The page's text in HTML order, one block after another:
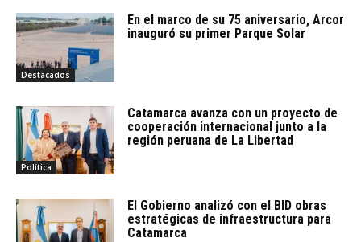
Destacados
En el marco de su 75 aniversario, Arcor
inauguró su primer Parque Solar
Política
Catamarca avanza con un proyecto de
cooperación internacional junto a la
región peruana de La Libertad
El Gobierno analizó con el BID obras
estratégicas de infraestructura para
Catamarca